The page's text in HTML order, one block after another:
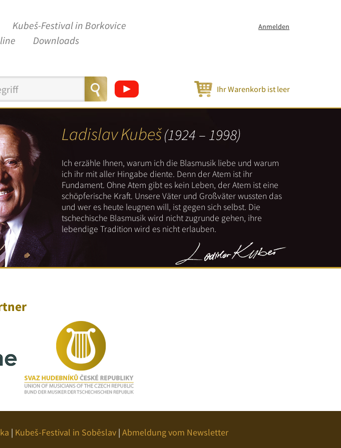
Kubeš-Festival in Borkovice
Downloads
Anmelden
Ihr Warenkorb ist leer
Ladislav Kubeš(1924 – 1998)
Ich erzähle Ihnen, warum ich die Blasmusik liebe und warum
ich ihr mit aller Hingabe diente. Denn der Atem ist ihr
Fundament. Ohne Atem gibt es kein Leben, der Atem ist eine
schöpferische Kraft. Unsere Väter und Großväter wussten das
und wer es heute leugnen will, ist gegen sich selbst. Die
tschechische Blasmusik wird nicht zugrunde gehen, ihre
lebendige Tradition wird es nicht erlauben.
| Kubeš-Festival in Soběslav | Abmeldung vom Newsletter